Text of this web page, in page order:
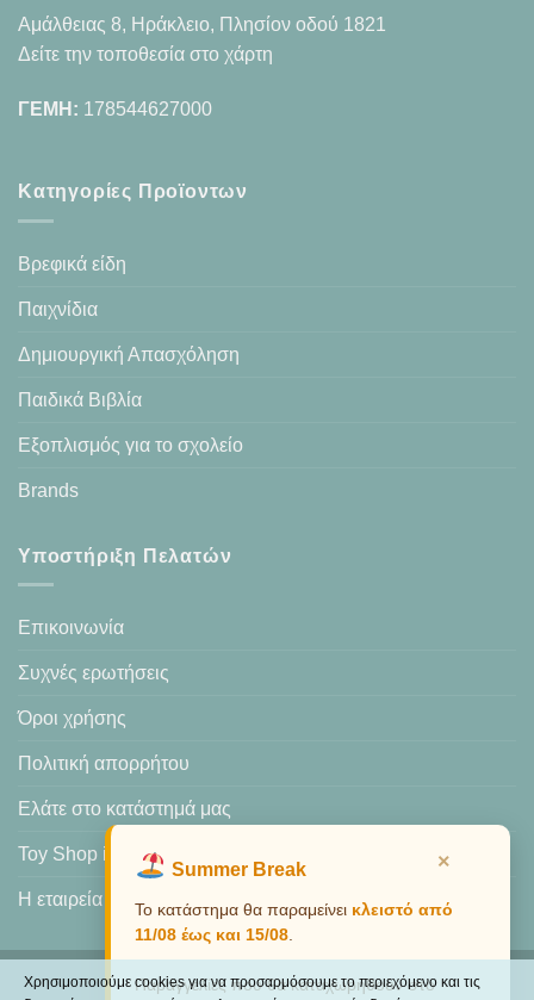
Αμάλθειας 8, Ηράκλειο, Πλησίον οδού 1821
Δείτε την τοποθεσία στο χάρτη
ΓΕΜΗ: 178544627000
Κατηγορίες Προϊοντων
Βρεφικά είδη
Παιχνίδια
Δημιουργική Απασχόληση
Παιδικά Βιβλία
Εξοπλισμός για το σχολείο
Brands
Υποστήριξη Πελατών
Επικοινωνία
Συχνές ερωτήσεις
Όροι χρήσης
Πολιτική απορρήτου
Ελάτε στο κατάστημά μας
Toy Shop in Heraklion
Η εταιρεία μας
Visa PayPal MasterCard
Cash
×
Summer Break
Το κατάστημα θα παραμείνει κλειστό από
11/08 έως και 15/08
Παραγγελίες που θα καταχωρηθούν στο
Χρησιμοποιούμε cookies για να προσαρμόσουμε το περιεχόμενο και τις